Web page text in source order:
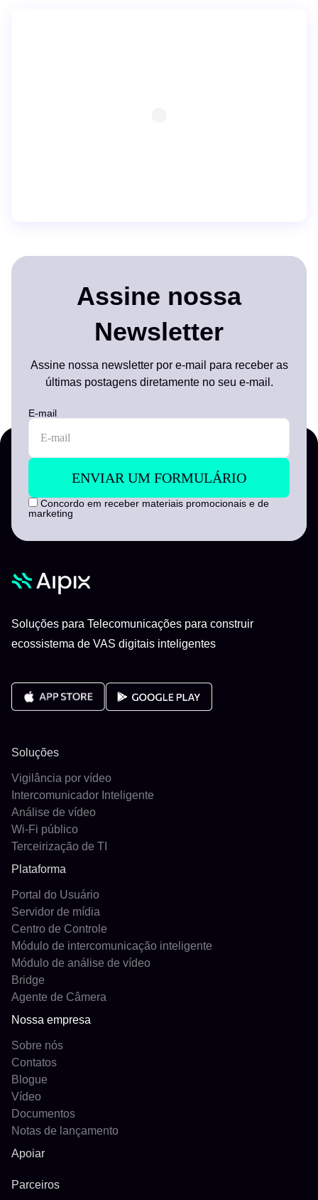
Assine nossa
Newsletter
Assine nossa newsletter por e-mail para receber as
últimas postagens diretamente no seu e-mail.
E-mail
Concordo em receber materiais promocionais e de
marketing
Soluções para Telecomunicações para construir
ecossistema de VAS digitais inteligentes
Soluções
Vigilância por vídeo
Intercomunicador Inteligente
Análise de vídeo
Wi-Fi público
Terceirização de TI
Plataforma
Portal do Usuário
Servidor de mídia
Centro de Controle
Módulo de intercomunicação inteligente
Módulo de análise de vídeo
Bridge
Agente de Câmera
Nossa empresa
Sobre nós
Contatos
Blogue
Vídeo
Documentos
Notas de lançamento
Apoiar
Parceiros